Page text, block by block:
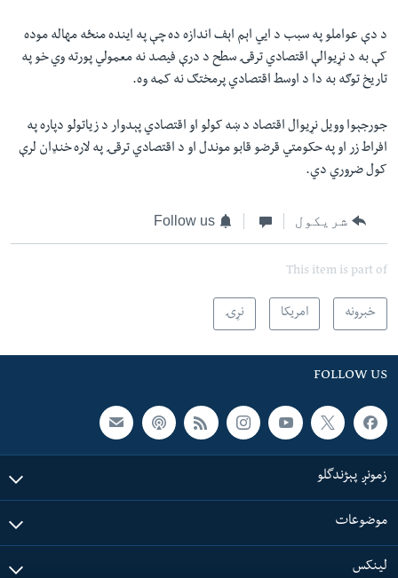
د دې عواملو په سبب د ايي اېم اېف اندازه ده چې په اینده منځه مهاله موده
کې به د نړیوالې اقتصادي ترقۍ سطح د درې فیصد نه معمولي پورته وي خو په
تاریخ توګه به دا د اوسط اقتصادي پرمختګ نه کمه وه.
جورجېوا وویل نړیوال اقتصاد د ښه کولو او اقتصادي پېدوار د زیاتولو دپاره په
افراط زر او په حکومتي قرضو قابو موندل او د اقتصادي ترقۍ په لاره خنډان لرې
کول ضروري دي.
شریکول Follow us
This item is part of
خبرونه امریکا نړۍ
FOLLOW US
زمونږ پېژندگلو
موضوعات
لینکس